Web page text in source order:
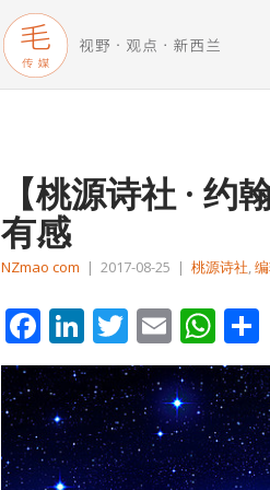
【桃源诗社 ·
有感
NZmao com | 2017-08-25 | 桃源诗社,
Facebook
LinkedIn
Twitter
Email